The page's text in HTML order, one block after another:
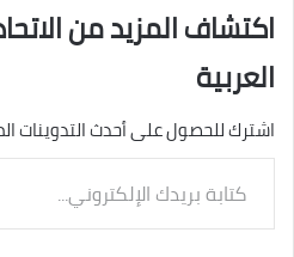
اكتشاف المزيد من
العربية
اشترك للحصول على أحدث التدوينات
بريدك
الإلكتروني...